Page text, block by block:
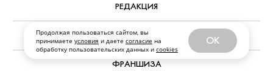
Продолжая пользоваться сайтом, вы
принимаете условия и даете согласие на
обработку пользовательских данных и cookies
OK
РЕДАКЦИЯ
ВАКАНСИИ
ФРАНШИЗА